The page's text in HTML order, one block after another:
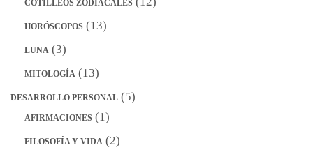
COTILLEOS ZODIACALES
HORÓSCOPOS (13)
LUNA (3)
MITOLOGÍA (13)
DESARROLLO PERSONAL (5)
AFIRMACIONES (1)
FILOSOFÍA Y VIDA (2)